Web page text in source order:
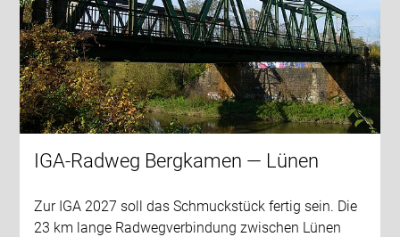
IGA-Radweg Bergkamen — Lünen
Zur IGA 2027 soll das Schmuckstück fertig sein. Die
23 km lange Radwegverbindung zwischen Lünen